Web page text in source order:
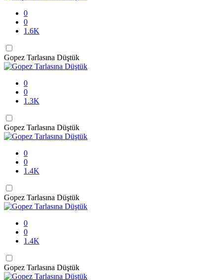
0
0
1.6K
Gopez Tarlasına Düştük
0
0
1.3K
Gopez Tarlasına Düştük
0
0
1.4K
Gopez Tarlasına Düştük
0
0
1.4K
Gopez Tarlasına Düştük